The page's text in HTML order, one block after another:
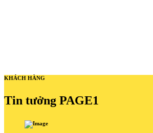
KHÁCH HÀNG
Tin tưởng PAGE1